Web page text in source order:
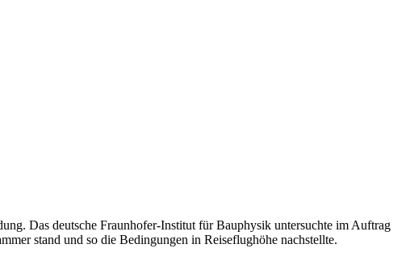
Das deutsche Fraunhofer-Institut für Bauphysik untersuchte im Auftrag
stand und so die Bedingungen in Reiseflughöhe nachstellte.